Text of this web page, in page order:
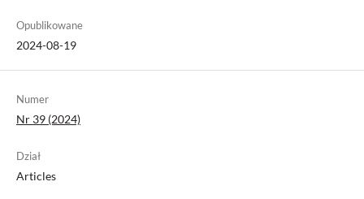
Opublikowane
2024-08-19
Numer
Nr 39 (2024)
Dział
Articles